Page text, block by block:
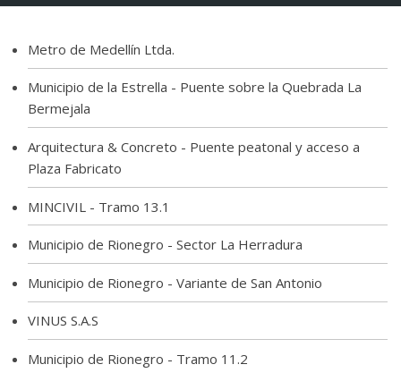
Metro de Medellín Ltda.
Municipio de la Estrella - Puente sobre la Quebrada La
Bermejala
Arquitectura & Concreto - Puente peatonal y acceso a
Plaza Fabricato
MINCIVIL - Tramo 13.1
Municipio de Rionegro - Sector La Herradura
Municipio de Rionegro - Variante de San Antonio
VINUS S.A.S
Municipio de Rionegro - Tramo 11.2